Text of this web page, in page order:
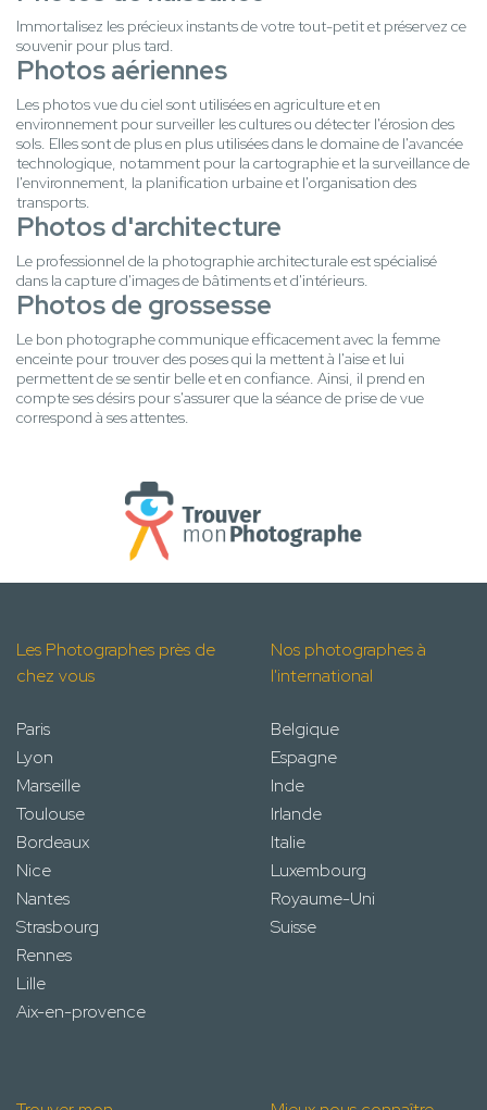
Immortalisez les précieux instants de votre tout-petit et préservez ce
souvenir pour plus tard.
Photos aériennes
Les photos vue du ciel sont utilisées en agriculture et en
environnement pour surveiller les cultures ou détecter l'érosion des
sols. Elles sont de plus en plus utilisées dans le domaine de l'avancée
technologique, notamment pour la cartographie et la surveillance de
l'environnement, la planification urbaine et l'organisation des
transports.
Photos d'architecture
Le professionnel de la photographie architecturale est spécialisé
dans la capture d'images de bâtiments et d'intérieurs.
Photos de grossesse
Le bon photographe communique efficacement avec la femme
enceinte pour trouver des poses qui la mettent à l'aise et lui
permettent de se sentir belle et en confiance. Ainsi, il prend en
compte ses désirs pour s'assurer que la séance de prise de vue
correspond à ses attentes.
Les Photographes près de
chez vous
Paris
Lyon
Marseille
Toulouse
Bordeaux
Nice
Nantes
Strasbourg
Rennes
Lille
Aix-en-provence
Nos photographes à
l'international
Belgique
Espagne
Inde
Irlande
Italie
Luxembourg
Royaume-Uni
Suisse